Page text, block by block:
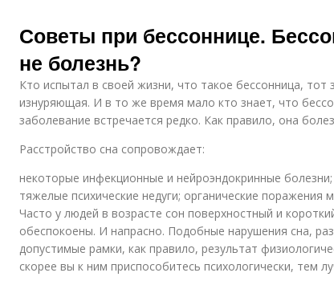
Советы при бессоннице.
не болезнь?
Кто испытал в своей жизни, что такое бессонница, тот
изнуряющая. И в то же время мало кто знает, что
заболевание встречается редко. Как правило, она
Расстройство сна сопровождает:
некоторые инфекционные и нейроэндокринные болезни;
тяжелые психические недуги; органические поражения
Часто у людей в возрасте сон поверхностный и
обеспокоены. И напрасно. Подобные нарушения сна,
допустимые рамки, как правило, результат
скорее вы к ним приспособитесь психологически, тем